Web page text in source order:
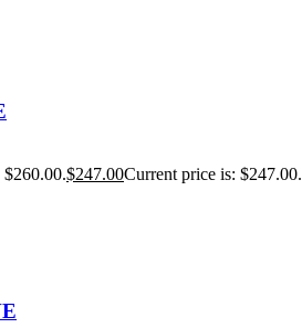
$247.00Current price is: $247.00.